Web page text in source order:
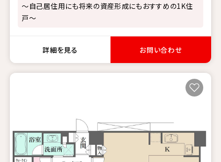
～自己居住用にも将来の資産形成にもおすすめの1K住
戸～
詳細を見る お問い合わせ